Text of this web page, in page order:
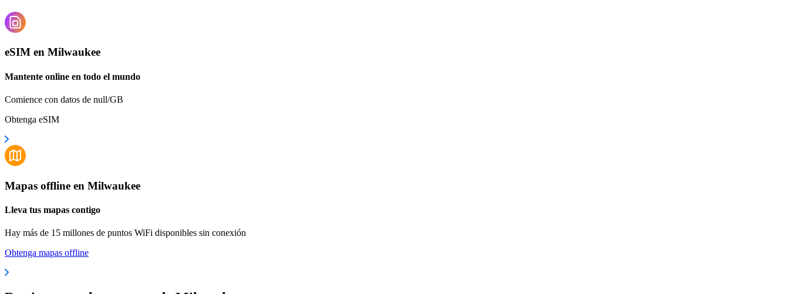
eSIM en Milwaukee
Mantente online en todo el mundo
Comience con datos de null/GB
Obtenga eSIM
Mapas offline en Milwaukee
Lleva tus mapas contigo
Hay más de 15 millones de puntos WiFi disponibles sin conexión
Obtenga mapas offline